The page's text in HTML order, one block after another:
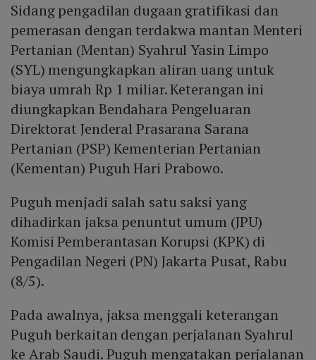
Sidang pengadilan dugaan gratifikasi dan
pemerasan dengan terdakwa mantan Menteri
Pertanian (Mentan) Syahrul Yasin Limpo
(SYL) mengungkapkan aliran uang untuk
biaya umrah Rp 1 miliar. Keterangan ini
diungkapkan Bendahara Pengeluaran
Direktorat Jenderal Prasarana Sarana
Pertanian (PSP) Kementerian Pertanian
(Kementan) Puguh Hari Prabowo.
Puguh menjadi salah satu saksi yang
dihadirkan jaksa penuntut umum (JPU)
Komisi Pemberantasan Korupsi (KPK) di
Pengadilan Negeri (PN) Jakarta Pusat, Rabu
(8/5).
Pada awalnya, jaksa menggali keterangan
Puguh berkaitan dengan perjalanan Syahrul
ke Arab Saudi. Puguh mengatakan perjalanan